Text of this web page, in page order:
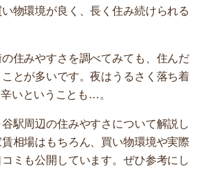
物環境が良く、長く住み続けられる
住みやすさを調べてみても、住んだ
とが多いです。夜はうるさく落ち着
いということも…。
駅周辺の住みやすさについて解説し
相場はもちろん、買い物環境や実際
ミも公開しています。ぜひ参考にし